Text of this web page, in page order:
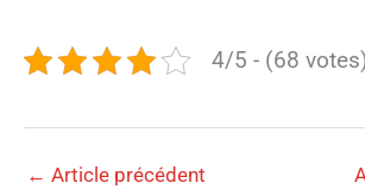
4/5 - (68
← Article précédent